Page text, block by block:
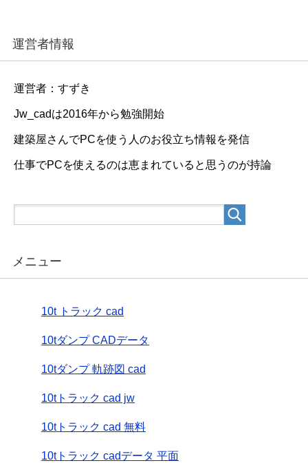
運営者情報
運営者：すずき
Jw_cadは2016年から勉強開始
建築屋さんでPCを使う人のお役立ち情報を発信
仕事でPCを使えるのは恵まれていると思うのが持論
メニュー
10t トラック cad
10tダンプ CADデータ
10tダンプ 軌跡図 cad
10tトラック cad jw
10tトラック cad 無料
10tトラック cadデータ 平面